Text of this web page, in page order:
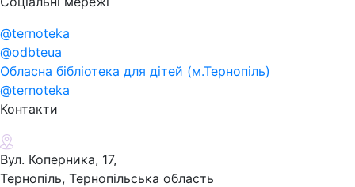
@ternoteka
@odbteua
Обласна бібліотека для дітей (м.Тернопіль)
@ternoteka
Контакти
Вул. Коперника, 17,
Тернопіль, Тернопільська область